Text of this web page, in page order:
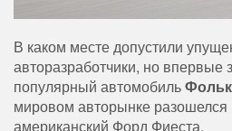
В каком месте допустили
авторазработчики, но впервые
популярный автомобиль
мировом авторынке
американский Форд Фиеста.